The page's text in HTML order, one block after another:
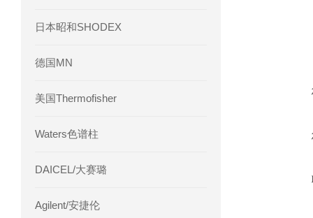
日本昭和SHODEX
德国MN
美国Thermofisher
Waters色谱柱
DAICEL/大赛璐
Agilent/安捷伦